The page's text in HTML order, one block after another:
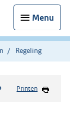
Menu
Regeling
Printen